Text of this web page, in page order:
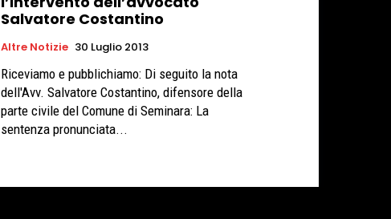
Salvatore Costantino
Altre Notizie 30 Luglio 2013
Riceviamo e pubblichiamo: Di seguito la nota
dell'Avv. Salvatore Costantino, difensore della
parte civile del Comune di Seminara: La
sentenza pronunciata...